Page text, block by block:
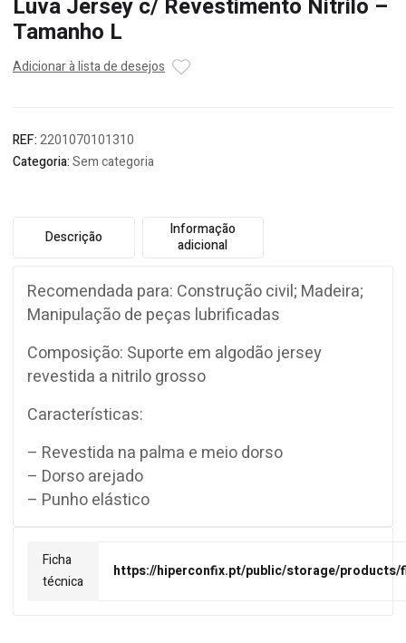
Luva Jersey c/ Revestimento Nitrilo –
Tamanho L
Adicionar à lista de desejos
REF:2201070101310
Categoria:Sem categoria
Descrição
Informação
adicional
Recomendada para: Construção civil; Madeira;
Manipulação de peças lubrificadas
Composição: Suporte em algodão jersey
revestida a nitrilo grosso
Características:
– Revestida na palma e meio dorso
– Dorso arejado
– Punho elástico
Ficha
técnica
https://hiperconfix.pt/public/storage/products/